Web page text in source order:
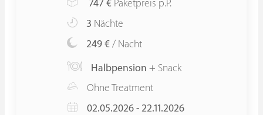
747 € Paketpreis p.P.
3 Nächte
249 € / Nacht
Halbpension + Snack
Ohne Treatment
02.05.2026 - 22.11.2026